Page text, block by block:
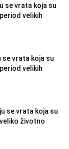
se vrata koja su
velikih
se vrata koja su
velikih
se vrata koja su
životno